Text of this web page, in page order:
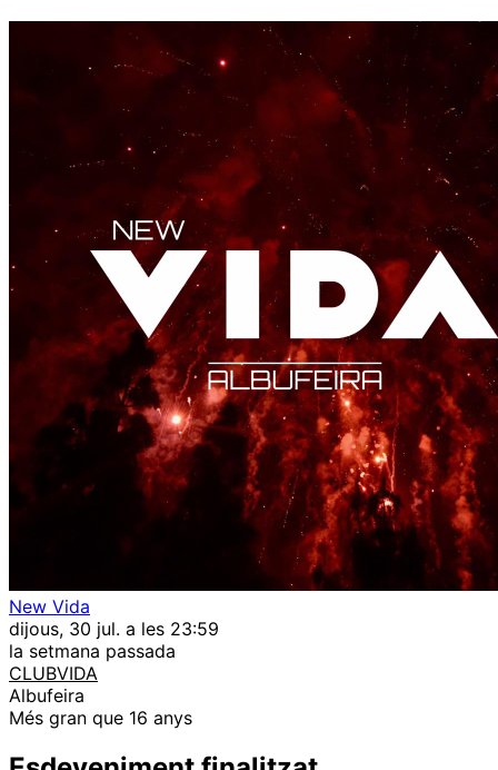
New Vida
dijous, 30 jul. a les 23:59
la setmana passada
CLUBVIDA
Albufeira
Més gran que 16 anys